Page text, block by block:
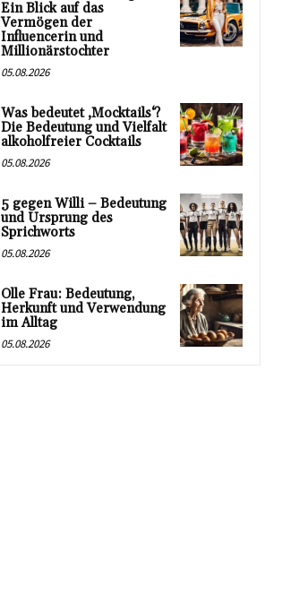
Ein Blick auf das
Vermögen der
Influencerin und
Millionärstochter
05.08.2026
Was bedeutet ‚Mocktails‘?
Die Bedeutung und Vielfalt
alkoholfreier Cocktails
05.08.2026
5 gegen Willi – Bedeutung
und Ursprung des
Sprichworts
05.08.2026
Olle Frau: Bedeutung,
Herkunft und Verwendung
im Alltag
05.08.2026